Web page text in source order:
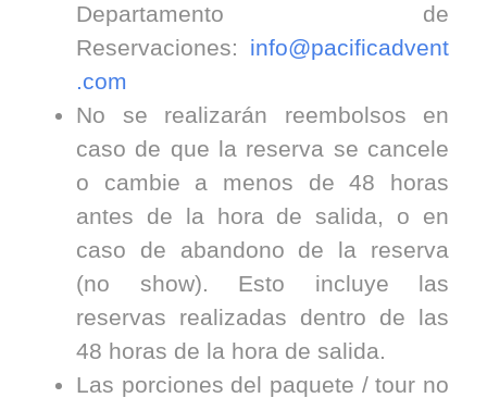
Departamento de
Reservaciones: info@pacificadvent
.com
No se realizarán reembolsos en
caso de que la reserva se cancele
o cambie a menos de 48 horas
antes de la hora de salida, o en
caso de abandono de la reserva
(no show). Esto incluye las
reservas realizadas dentro de las
48 horas de la hora de salida.
Las porciones del paquete / tour no